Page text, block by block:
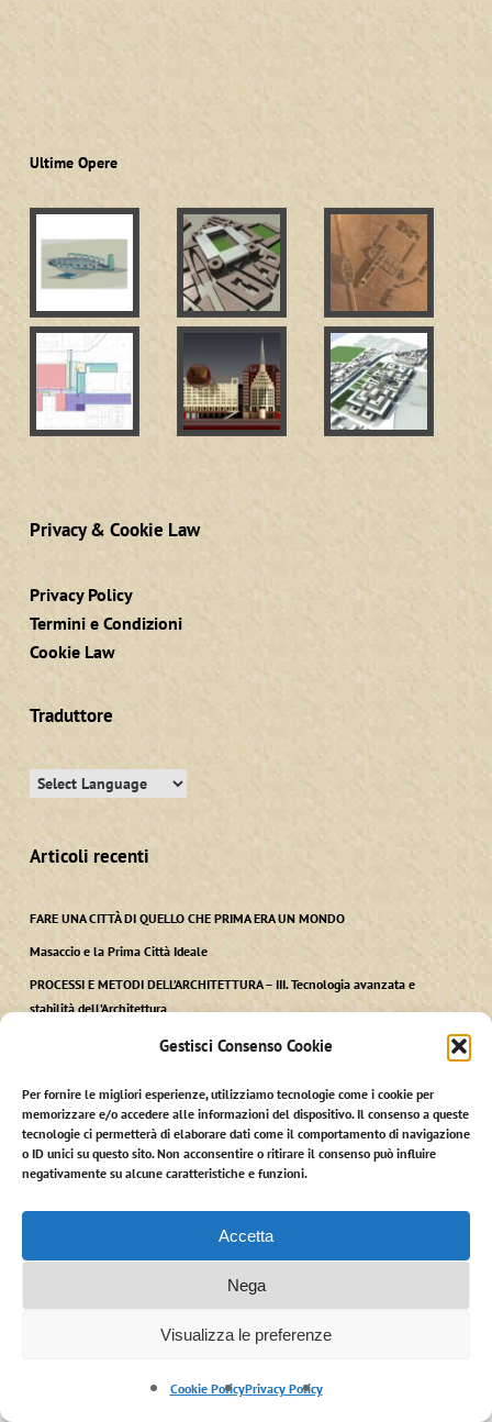
Gestisci Consenso Cookie
Per fornire le migliori esperienze, utilizziamo tecnologie come i cookie per
memorizzare e/o accedere alle informazioni del dispositivo. Il consenso a queste
tecnologie ci permetterà di elaborare dati come il comportamento di navigazione
o ID unici su questo sito. Non acconsentire o ritirare il consenso può influire
negativamente su alcune caratteristiche e funzioni.
Accetta
Nega
Visualizza le preferenze
Cookie PolicyPrivacy Policy
Ultime Opere
Privacy & Cookie Law
Privacy Policy
Termini e Condizioni
Cookie Law
Traduttore
Articoli recenti
FARE UNA CITTÀ DI QUELLO CHE PRIMA ERA UN MONDO
Masaccio e la Prima Città Ideale
PROCESSI E METODI DELL’ARCHITETTURA – III. Tecnologia avanzata e
stabilità dell’Architettura
PROCESSI E METODI DELL’ARCHITETTURA – II. Tecnica dell’Architettura e
PROCESSI E METODI DELL’ARCHITETTURA – I. Ars, Techne kai Polis
© 2026 Stefano Martinelli. StefanoMartinelli.it - credits: